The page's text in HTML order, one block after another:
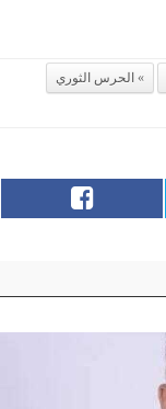
الحرس الثوري